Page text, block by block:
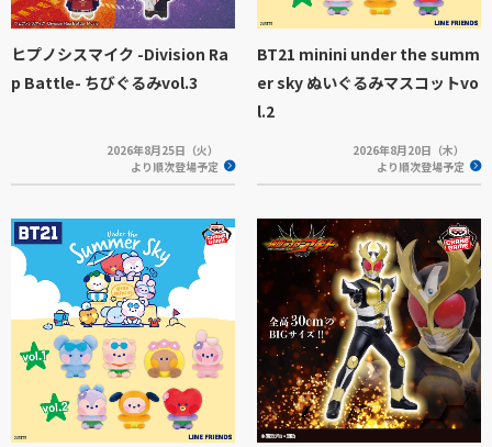
ヒプノシスマイク -Division Ra
p Battle- ちびぐるみvol.3
2026年8月25日（火）
より順次登場予定
BT21 minini under the summ
er sky ぬいぐるみマスコットvo
l.2
2026年8月20日（木）
より順次登場予定